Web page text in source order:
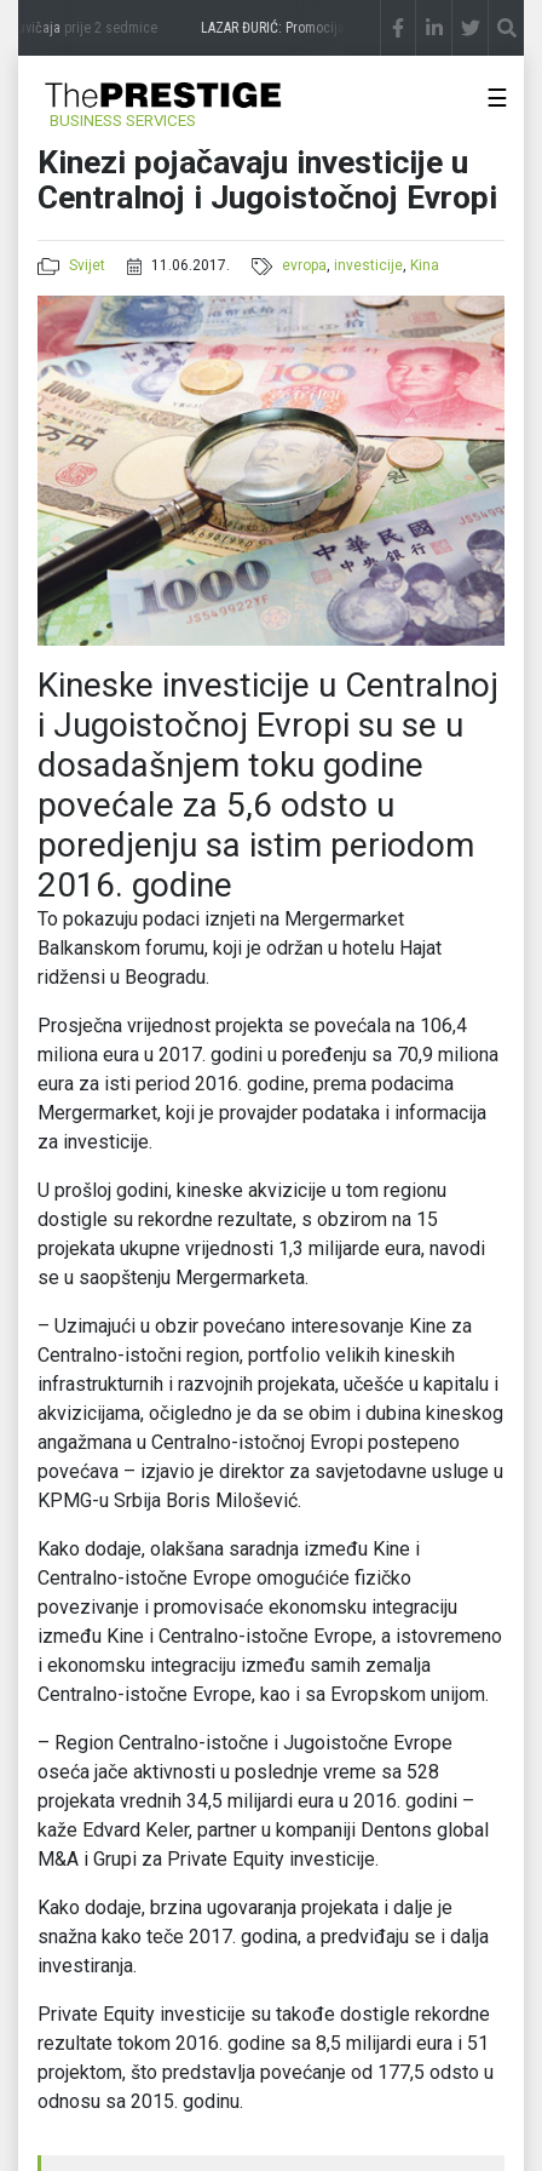
zavičajaprije 2 sedmice LAZAR ĐURIĆ: Promocija potencijal pretvara u destinaciju
BUSINESS SERVICES
☰
Kinezi pojačavaju investicije u
Centralnoj i Jugoistočnoj Evropi
Svijet 11.06.2017. evropa,investicije,Kina
Kineske investicije u Centralnoj
i Jugoistočnoj Evropi su se u
dosadašnjem toku godine
povećale za 5,6 odsto u
poredjenju sa istim periodom
2016. godine
To pokazuju podaci iznjeti na Mergermarket
Balkanskom forumu, koji je održan u hotelu Hajat
ridžensi u Beogradu.
Prosječna vrijednost projekta se povećala na 106,4
miliona eura u 2017. godini u poređenju sa 70,9 miliona
eura za isti period 2016. godine, prema podacima
Mergermarket, koji je provajder podataka i informacija
za investicije.
U prošloj godini, kineske akvizicije u tom regionu
dostigle su rekordne rezultate, s obzirom na 15
projekata ukupne vrijednosti 1,3 milijarde eura, navodi
se u saopštenju Mergermarketa.
– Uzimajući u obzir povećano interesovanje Kine za
Centralno-istočni region, portfolio velikih kineskih
infrastrukturnih i razvojnih projekata, učešće u kapitalu i
akvizicijama, očigledno je da se obim i dubina kineskog
angažmana u Centralno-istočnoj Evropi postepeno
povećava – izjavio je direktor za savjetodavne usluge u
KPMG-u Srbija Boris Milošević.
Kako dodaje, olakšana saradnja između Kine i
Centralno-istočne Evrope omogućiće fizičko
povezivanje i promovisaće ekonomsku integraciju
između Kine i Centralno-istočne Evrope, a istovremeno
i ekonomsku integraciju između samih zemalja
Centralno-istočne Evrope, kao i sa Evropskom unijom.
– Region Centralno-istočne i Jugoistočne Evrope
oseća jače aktivnosti u poslednje vreme sa 528
projekata vrednih 34,5 milijardi eura u 2016. godini –
kaže Edvard Keler, partner u kompaniji Dentons global
M&A i Grupi za Private Equity investicije.
Kako dodaje, brzina ugovaranja projekata i dalje je
snažna kako teče 2017. godina, a predviđaju se i dalja
investiranja.
Private Equity investicije su takođe dostigle rekordne
rezultate tokom 2016. godine sa 8,5 milijardi eura i 51
projektom, što predstavlja povećanje od 177,5 odsto u
odnosu sa 2015. godinu.